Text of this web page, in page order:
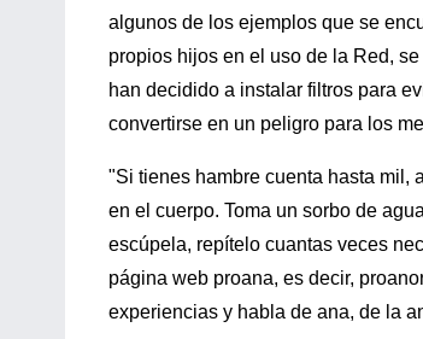
algunos de los ejemplos que se
propios hijos en el uso de la Red,
han decidido a instalar filtros para
convertirse en un peligro para los
"Si tienes hambre cuenta hasta mil,
en el cuerpo. Toma un sorbo de
escúpela, repítelo cuantas veces
página web proana, es decir,
experiencias y habla de ana, de la